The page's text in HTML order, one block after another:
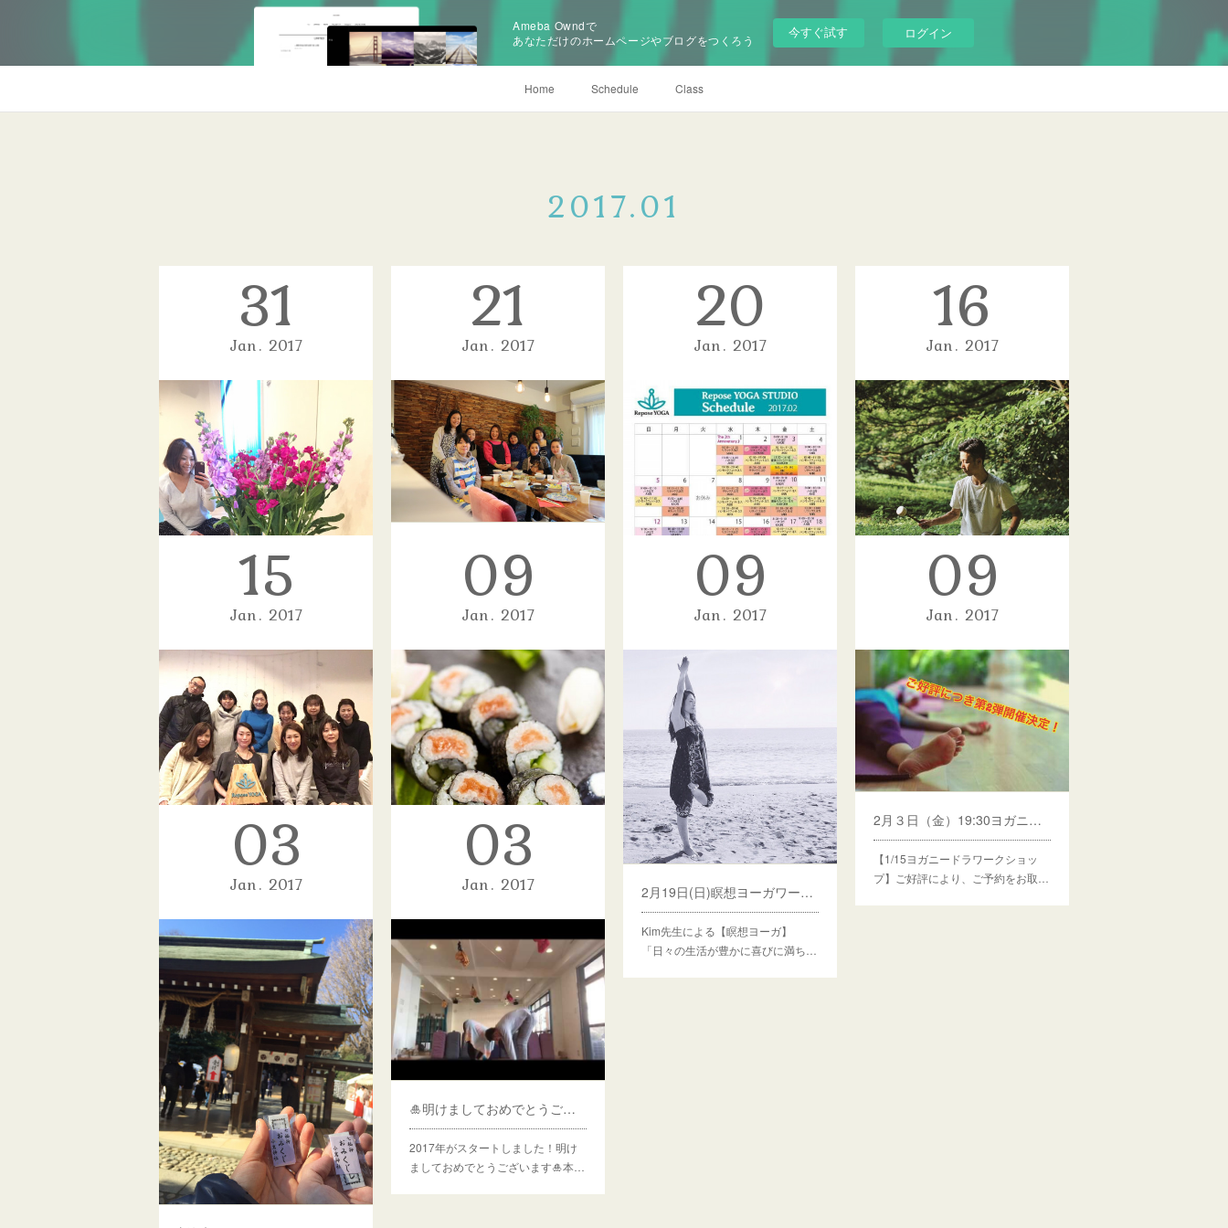
Ameba Owndで
あなただけのホームページやブログをつくろう
今すぐ試す ログイン
Home Schedule Class
2017.01
31
Jan 2017
お陰様で2周年🙏
2017年2月1日、Repose Yogaは
2周年を迎えます🤗オープン当初…
21
Jan 2017
現役薬剤師の岡山先生による薬膳を
学びながらのお料理ワークショッ…
20
Jan 2017
2月スケジュール♪
2017年2月のスケジュールができあ
がりました。 （毎月２０日にス…
16
Jan 2017
シンギングボウルとは？シンギング
ボウルの発祥は仏陀生誕以前、約…
15
Jan 2017
ご参加頂いた皆様全員が、ヨガニー
09
Jan 2017
2017年もよろしくお願いいたします
月曜日担当のMAKIKOです本日は
2017年スタートのレッスンでし…
09
Jan 2017
2月19日(日)瞑想ヨーガワークショップ
Kim先生による【瞑想ヨーガ】
「日々の生活が豊かに喜びに満ち…
09
Jan 2017
2月３日（金）19:30ヨガニードラワークショップ追加開催決定！！
【1/15ヨガニードラワークショッ
プ】ご好評により、ご予約をお取…
03
Jan 2017
03
Jan 2017
🎍明けましておめでとうございます🎍
2017年がスタートしました！明け
ましておめでとうございます🎍本…